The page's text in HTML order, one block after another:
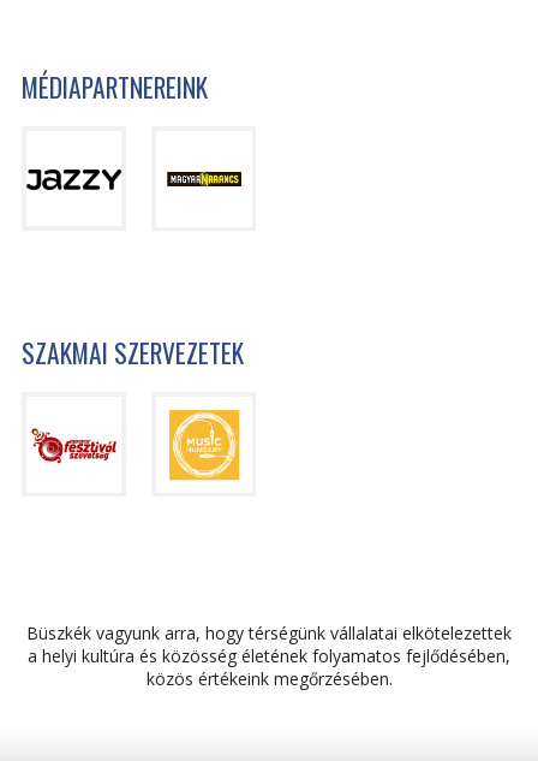
MÉDIAPARTNEREINK
SZAKMAI SZERVEZETEK
Büszkék vagyunk arra, hogy térségünk vállalatai elkötelezettek
a helyi kultúra és közösség életének folyamatos fejlődésében,
közös értékeink megőrzésében.